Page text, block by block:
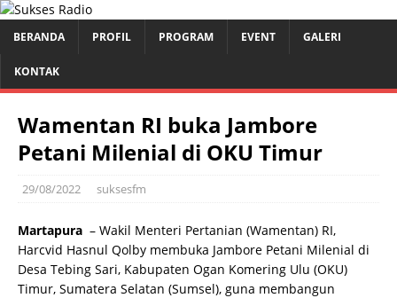
BERANDA PROFIL PROGRAM EVENT GALERI
KONTAK
Wamentan RI buka Jambore
Petani Milenial di OKU Timur
29/08/2022 suksesfm
Martapura – Wakil Menteri Pertanian (Wamentan) RI,
Harcvid Hasnul Qolby membuka Jambore Petani Milenial di
Desa Tebing Sari, Kabupaten Ogan Komering Ulu (OKU)
Timur, Sumatera Selatan (Sumsel), guna membangun